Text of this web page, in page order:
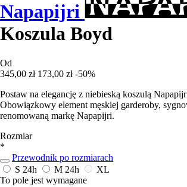
Napapijri
Koszula Boyd
Od
345,00 zł 173,00 zł -50%
Postaw na elegancję z niebieską koszulą
Obowiązkowy element męskiej garderoby,
renomowaną markę Napapijri.
Rozmiar
*
Przewodnik po rozmiarach
S 24h M 24h
XL
To pole jest wymagane